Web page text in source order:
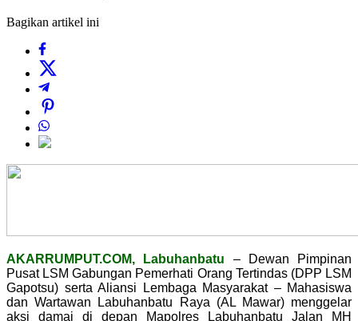
Bagikan artikel ini
AKARRUMPUT.COM, Labuhanbatu – Dewan Pimpinan
Pusat LSM Gabungan Pemerhati Orang Tertindas (DPP LSM
Gapotsu) serta Aliansi Lembaga Masyarakat – Mahasiswa
dan Wartawan Labuhanbatu Raya (AL Mawar) menggelar
aksi damai di depan Mapolres Labuhanbatu Jalan MH